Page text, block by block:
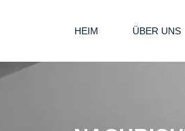
HEIM ÜBER UNS